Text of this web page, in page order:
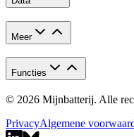
Meer
Functies
© 2026 Mijnbatterij. Alle
PrivacyAlgemene